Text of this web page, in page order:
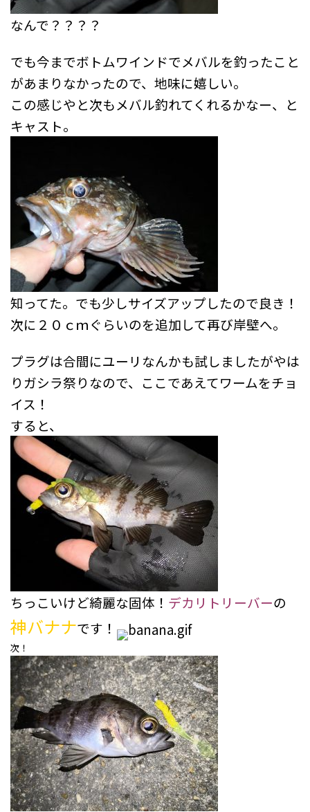
なんで？？？？
でも今までボトムワインドでメバルを釣ったこと
があまりなかったので、地味に嬉しい。
この感じやと次もメバル釣れてくれるかなー、と
キャスト。
知ってた。でも少しサイズアップしたので良き！
次に２０ｃｍぐらいのを追加して再び岸壁へ。
プラグは合間にユーリなんかも試しましたがやは
りガシラ祭りなので、ここであえてワームをチョ
イス！
すると、
ちっこいけど綺麗な固体！ デカリトリーバーの
神バナナです！
次！